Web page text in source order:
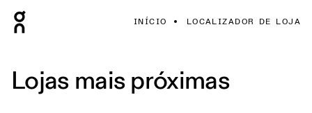
INÍCIO LOCALIZADOR DE LOJA
Lojas mais próximas